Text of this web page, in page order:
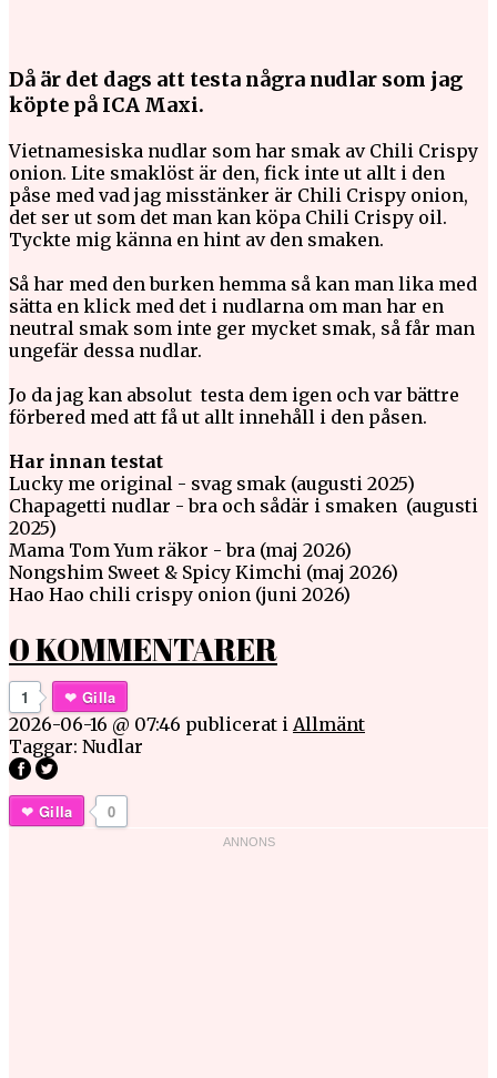
Då är det dags att testa några nudlar som jag
köpte på ICA Maxi.
Vietnamesiska nudlar som har smak av Chili Crispy
onion. Lite smaklöst är den, fick inte ut allt i den
påse med vad jag misstänker är Chili Crispy onion,
det ser ut som det man kan köpa Chili Crispy oil.
Tyckte mig känna en hint av den smaken.
Så har med den burken hemma så kan man lika med
sätta en klick med det i nudlarna om man har en
neutral smak som inte ger mycket smak, så får man
ungefär dessa nudlar.
Jo da jag kan absolut testa dem igen och var bättre
förbered med att få ut allt innehåll i den påsen.
Har innan testat
Lucky me original - svag smak (augusti 2025)
Chapagetti nudlar - bra och sådär i smaken (augusti
2025)
Mama Tom Yum räkor - bra (maj 2026)
Nongshim Sweet & Spicy Kimchi (maj 2026)
Hao Hao chili crispy onion (juni 2026)
0 KOMMENTARER
1 Gilla
2026-06-16 @ 07:46 publicerat i Allmänt
Taggar: Nudlar
0
Gilla